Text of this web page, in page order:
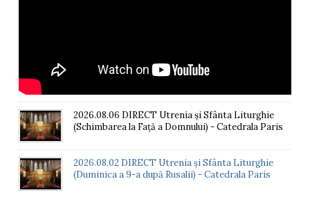
2026.08.06 DIRECT Utrenia și Sfânta Liturghie
(Schimbarea la Față a Domnului) - Catedrala Paris
2026.08.02 DIRECT Utrenia și Sfânta Liturghie
(Duminica a 9-a după Rusalii) - Catedrala Paris